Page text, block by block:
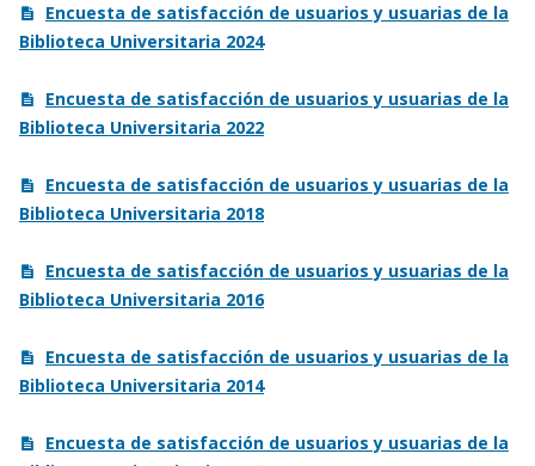
Encuesta de satisfacción de usuarios y usuarias de la
Biblioteca Universitaria 2024
Encuesta de satisfacción de usuarios y usuarias de la
Biblioteca Universitaria 2022
Encuesta de satisfacción de usuarios y usuarias de la
Biblioteca Universitaria 2018
Encuesta de satisfacción de usuarios y usuarias de la
Biblioteca Universitaria 2016
Encuesta de satisfacción de usuarios y usuarias de la
Biblioteca Universitaria 2014
Encuesta de satisfacción de usuarios y usuarias de la